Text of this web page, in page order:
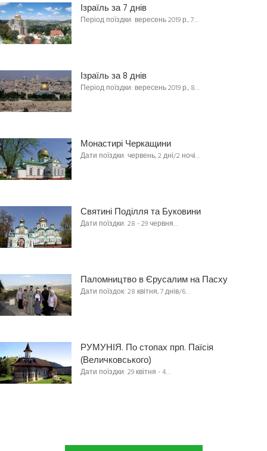
Ізраїль за 7 днів
Період поїздки: вересень 2019 р., 7…
Ізраїль за 8 днів
Період поїздки: вересень 2019 р., 8…
Монастирі Черкащини
Дати поїздки: червень, 2 дні/2 ночі…
Святині Поділля та Буковини
Дати поїздки: 28 - 29 червня…
Паломництво в Єрусалим на Пасху
Дати поїздок: 28 квітня, 7 днів/6…
РУМУНІЯ. По стопах прп. Паїсія
(Величковського)
Дати поїздки: 29 квітня - 4…